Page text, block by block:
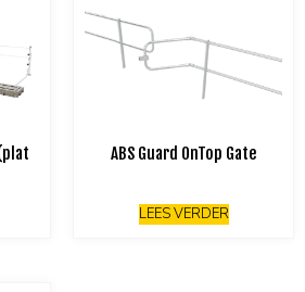
ABS Guard OnTop Gate
LEES VERDER